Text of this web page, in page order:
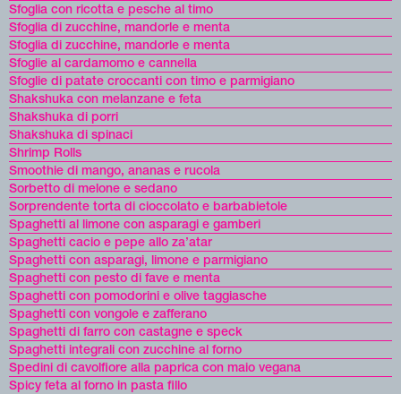
Sfoglia con ricotta e pesche al timo
Sfoglia di zucchine, mandorle e menta
Sfoglia di zucchine, mandorle e menta
Sfoglie al cardamomo e cannella
Sfoglie di patate croccanti con timo e parmigiano
Shakshuka con melanzane e feta
Shakshuka di porri
Shakshuka di spinaci
Shrimp Rolls
Smoothie di mango, ananas e rucola
Sorbetto di melone e sedano
Sorprendente torta di cioccolato e barbabietole
Spaghetti al limone con asparagi e gamberi
Spaghetti cacio e pepe allo za’atar
Spaghetti con asparagi, limone e parmigiano
Spaghetti con pesto di fave e menta
Spaghetti con pomodorini e olive taggiasche
Spaghetti con vongole e zafferano
Spaghetti di farro con castagne e speck
Spaghetti integrali con zucchine al forno
Spedini di cavolfiore alla paprica con maio vegana
Spicy feta al forno in pasta fillo